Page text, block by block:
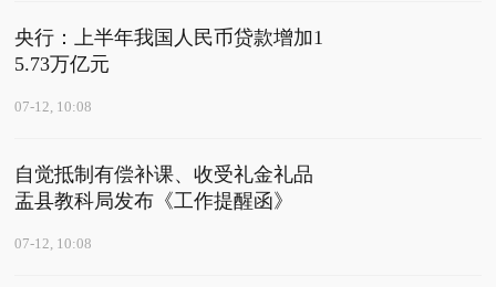
央行：上半年我国人民币贷款增加1
5.73万亿元
07-12, 10:08
自觉抵制有偿补课、收受礼金礼品
盂县教科局发布《工作提醒函》
07-12, 10:08